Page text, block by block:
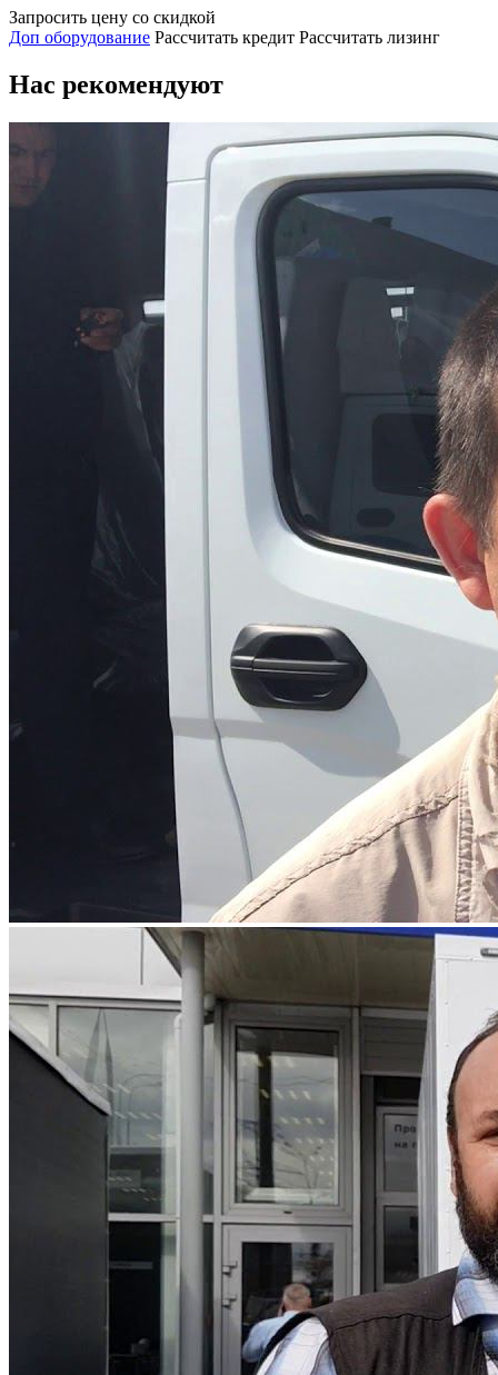
Запросить цену со скидкой
Доп оборудование Рассчитать кредит Рассчитать лизинг
Нас рекомендуют